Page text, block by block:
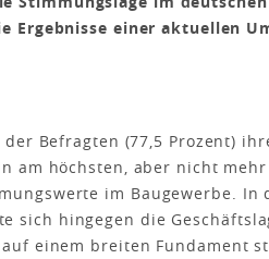
Ergebnisse einer aktuellen
Befragten (77,5 Prozent)
am höchsten, aber nicht mehr
im Baugewerbe. In
sich hingegen die
einem breiten Fundament